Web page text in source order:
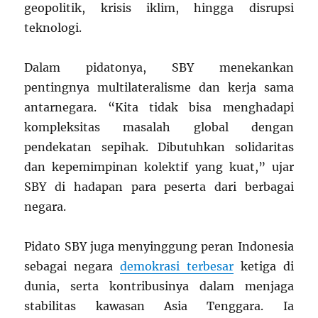
geopolitik, krisis iklim, hingga disrupsi
teknologi.
Dalam pidatonya, SBY menekankan
pentingnya multilateralisme dan kerja sama
antarnegara. “Kita tidak bisa menghadapi
kompleksitas masalah global dengan
pendekatan sepihak. Dibutuhkan solidaritas
dan kepemimpinan kolektif yang kuat,” ujar
SBY di hadapan para peserta dari berbagai
negara.
Pidato SBY juga menyinggung peran Indonesia
sebagai negarademokrasi terbesarketiga di
dunia, serta kontribusinya dalam menjaga
stabilitas kawasan Asia Tenggara. Ia